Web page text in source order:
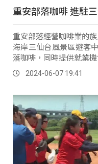
重安部落咖啡 進駐
重安部落經營咖啡業的
海岸三仙台風景區遊客
落咖啡，同時提供就業
2024-06-07 19:41